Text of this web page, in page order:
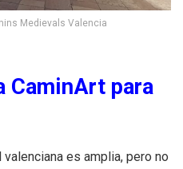
Medievals Valencia
CaminArt para
es amplia, pero no